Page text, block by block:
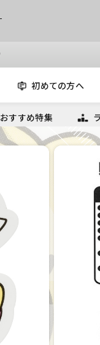
初めての方へ
おすすめ特集